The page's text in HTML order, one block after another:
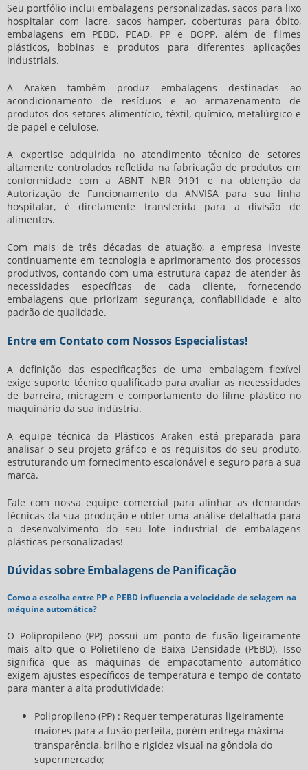
Seu portfólio inclui embalagens personalizadas, sacos para lixo
hospitalar com lacre, sacos hamper, coberturas para óbito,
embalagens em PEBD, PEAD, PP e BOPP, além de filmes
plásticos, bobinas e produtos para diferentes aplicações
industriais.
A Araken também produz embalagens destinadas ao
acondicionamento de resíduos e ao armazenamento de
produtos dos setores alimentício, têxtil, químico, metalúrgico e
de papel e celulose.
A expertise adquirida no atendimento técnico de setores
altamente controlados refletida na fabricação de produtos em
conformidade com a ABNT NBR 9191 e na obtenção da
Autorização de Funcionamento da ANVISA para sua linha
hospitalar, é diretamente transferida para a divisão de
alimentos.
Com mais de três décadas de atuação, a empresa investe
continuamente em tecnologia e aprimoramento dos processos
produtivos, contando com uma estrutura capaz de atender às
necessidades específicas de cada cliente, fornecendo
embalagens que priorizam segurança, confiabilidade e alto
padrão de qualidade.
Entre em Contato com Nossos Especialistas!
A definição das especificações de uma embalagem flexível
exige suporte técnico qualificado para avaliar as necessidades
de barreira, micragem e comportamento do filme plástico no
maquinário da sua indústria.
A equipe técnica da Plásticos Araken está preparada para
analisar o seu projeto gráfico e os requisitos do seu produto,
estruturando um fornecimento escalonável e seguro para a sua
marca.
Fale com nossa equipe comercial para alinhar as demandas
técnicas da sua produção e obter uma análise detalhada para
o desenvolvimento do seu lote industrial de embalagens
plásticas personalizadas!
Dúvidas sobre Embalagens de Panificação
Como a escolha entre PP e PEBD influencia a velocidade de selagem na
máquina automática?
O Polipropileno (PP) possui um ponto de fusão ligeiramente
mais alto que o Polietileno de Baixa Densidade (PEBD). Isso
significa que as máquinas de empacotamento automático
exigem ajustes específicos de temperatura e tempo de contato
para manter a alta produtividade:
Polipropileno (PP) : Requer temperaturas ligeiramente
maiores para a fusão perfeita, porém entrega máxima
transparência, brilho e rigidez visual na gôndola do
supermercado;